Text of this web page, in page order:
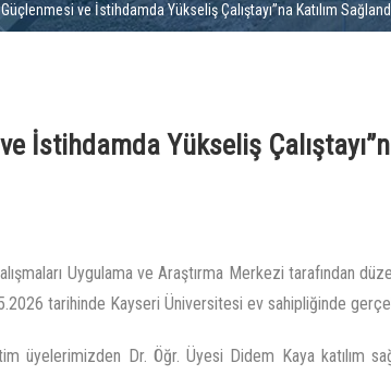
ve İstihdamda Yükseliş Çalıştayı”na Katılım
İstihdamda Yükseliş
Uygulama ve Araştırma Merkezi tarafından
tarihinde Kayseri Üniversitesi ev sahipliğinde
üyelerimizden Dr. Öğr. Üyesi Didem Kaya katılım